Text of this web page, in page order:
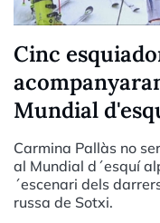
Cinc
Mundial
Carmina Pallàs no
al Mundial d´esquí
´escenari dels
russa de Sotxi.